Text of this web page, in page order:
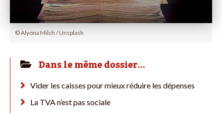
© Alyona Milch / Unsplash
Dans le même dossier…
Vider les caisses pour mieux réduire les dépenses
La TVA n’est pas sociale